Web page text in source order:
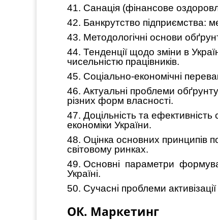
41. Санація (фінансове
42. Банкрутство підприємства:
43. Методологічні основи
44. Тенденції щодо зміни в
чисельністю працівників.
45. Соціально-економічні
46. Актуальні проблеми
різних форм власності.
47. Доцільність та
економіки України.
48. Оцінка основних принципів
світовому ринках.
49. Основні параметри
Україні.
50. Сучасні проблеми
ОК. Маркетинг